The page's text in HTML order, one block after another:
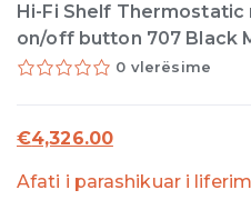
Hi-Fi Shelf
on/off button 707 Black
0 vlerësime
€4,326.00
Afati i parashikuar i